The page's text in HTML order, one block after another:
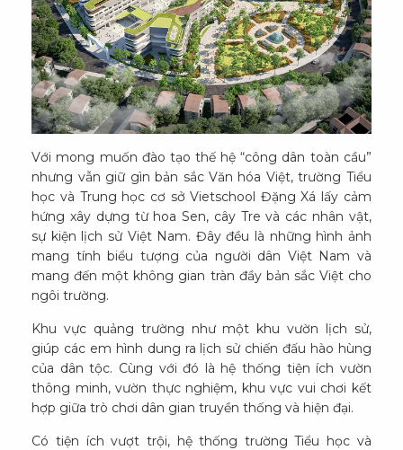
Với mong muốn đào tạo thế hệ “công dân toàn cầu”
nhưng vẫn giữ gìn bản sắc Văn hóa Việt, trường Tiểu
học và Trung học cơ sở Vietschool Đặng Xá lấy cảm
hứng xây dựng từ hoa Sen, cây Tre và các nhân vật,
sự kiện lịch sử Việt Nam. Đây đều là những hình ảnh
mang tính biểu tượng của người dân Việt Nam và
mang đến một không gian tràn đầy bản sắc Việt cho
ngôi trường.
Khu vực quảng trường như một khu vườn lịch sử,
giúp các em hình dung ra lịch sử chiến đấu hào hùng
của dân tộc. Cùng với đó là hệ thống tiện ích vườn
thông minh, vườn thực nghiệm, khu vực vui chơi kết
hợp giữa trò chơi dân gian truyền thống và hiện đại.
Có tiện ích vượt trội, hệ thống trường Tiểu học và